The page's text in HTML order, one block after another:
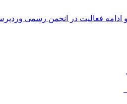
فعالیت در انجمن رسمی